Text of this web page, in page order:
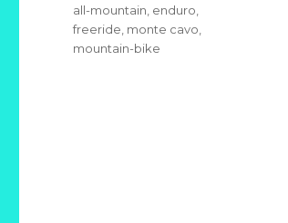
Tag
all-mountain enduro
freeride monte cavo
mountain-bike